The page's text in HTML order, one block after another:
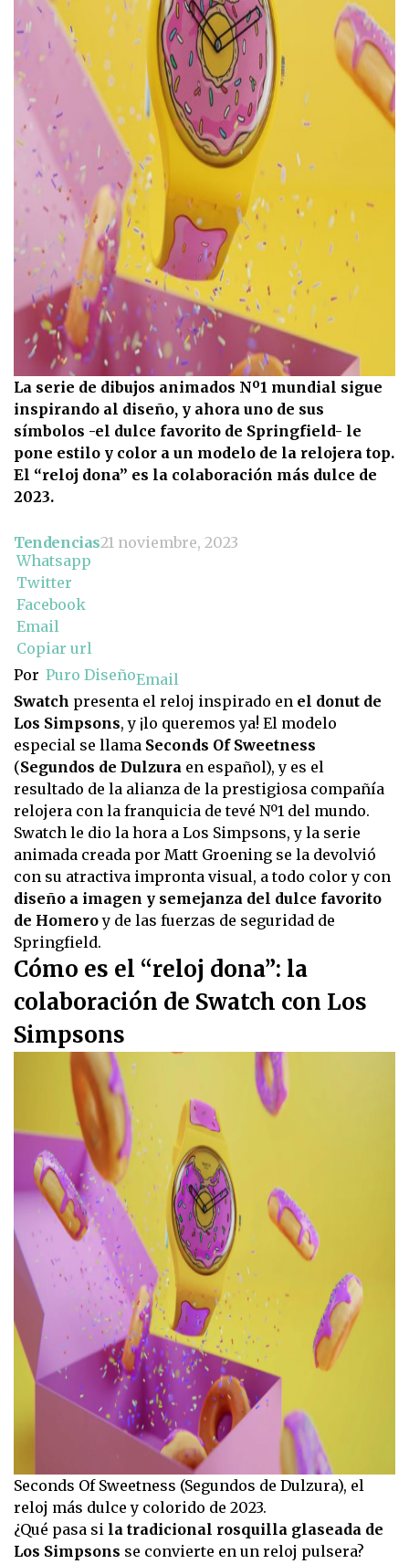
La serie de dibujos animados Nº1 mundial sigue
inspirando al diseño, y ahora uno de sus
símbolos -el dulce favorito de Springfield- le
pone estilo y color a un modelo de la relojera top.
El “reloj dona” es la colaboración más dulce de
2023.
Tendencias21 noviembre, 2023
Whatsapp
Twitter
Facebook
Email
Copiar url
Por Puro DiseñoEmail
Swatch presenta el reloj inspirado en el donut de
Los Simpsons, y ¡lo queremos ya! El modelo
especial se llama Seconds Of Sweetness
(Segundos de Dulzura en español), y es el
resultado de la alianza de la prestigiosa compañía
relojera con la franquicia de tevé Nº1 del mundo.
Swatch le dio la hora a Los Simpsons, y la serie
animada creada por Matt Groening se la devolvió
con su atractiva impronta visual, a todo color y con
diseño a imagen y semejanza del dulce favorito
de Homeroy de las fuerzas de seguridad de
Springfield.
Cómo es el “reloj dona”: la
colaboración de Swatch con Los
Simpsons
Seconds Of Sweetness (Segundos de Dulzura), el
reloj más dulce y colorido de 2023.
¿Qué pasa si la tradicional rosquilla glaseada de
Los Simpsons se convierte en un reloj pulsera?